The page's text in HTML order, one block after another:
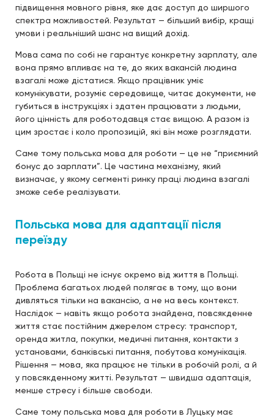
підвищення мовного рівня, яке дає доступ до ширшого
спектра можливостей. Результат — більший вибір, кращі
умови і реальніший шанс на вищий дохід.
Мова сама по собі не гарантує конкретну зарплату, але
вона прямо впливає на те, до яких вакансій людина
взагалі може дістатися. Якщо працівник уміє
комунікувати, розуміє середовище, читає документи, не
губиться в інструкціях і здатен працювати з людьми,
його цінність для роботодавця стає вищою. А разом із
цим зростає і коло пропозицій, які він може розглядати.
Саме тому польська мова для роботи — це не “приємний
бонус до зарплати”. Це частина механізму, який
визначає, у якому сегменті ринку праці людина взагалі
зможе себе реалізувати.
Польська мова для адаптації після
переїзду
Робота в Польщі не існує окремо від життя в Польщі.
Проблема багатьох людей полягає в тому, що вони
дивляться тільки на вакансію, а не на весь контекст.
Наслідок — навіть якщо робота знайдена, повсякденне
життя стає постійним джерелом стресу: транспорт,
оренда житла, покупки, медичні питання, контакти з
установами, банківські питання, побутова комунікація.
Рішення — мова, яка працює не тільки в робочій ролі, а й
у повсякденному житті. Результат — швидша адаптація,
менше стресу і більше свободи.
Саме тому польська мова для роботи в Луцьку має